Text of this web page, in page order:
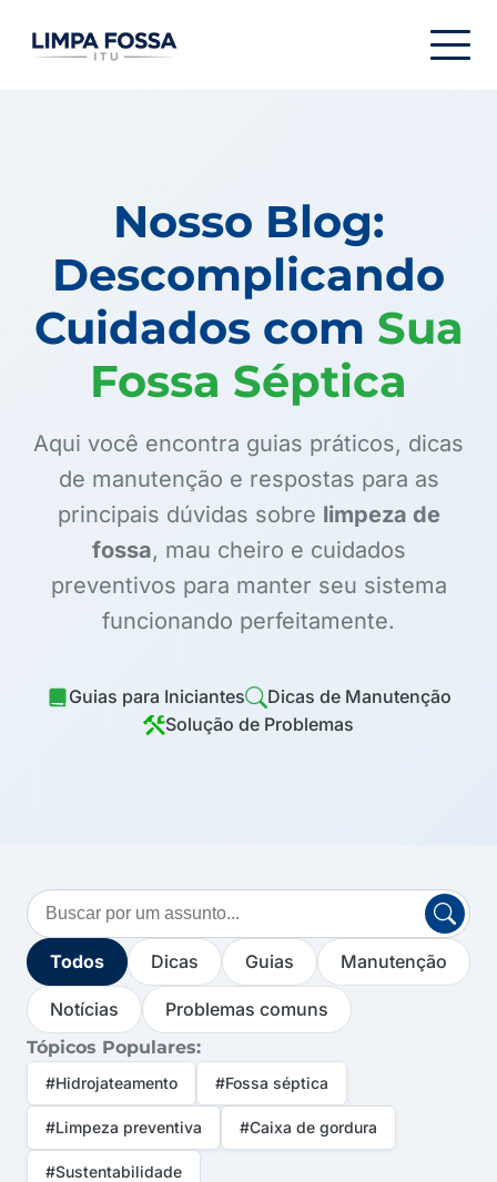
Nosso Blog:
Descomplicando
Cuidados com Sua
Fossa Séptica
Aqui você encontra guias práticos, dicas
de manutenção e respostas para as
principais dúvidas sobre limpeza de
fossa, mau cheiro e cuidados
preventivos para manter seu sistema
funcionando perfeitamente.
Guias para Iniciantes
Dicas de Manutenção
Solução de Problemas
Buscar
no
blogTodos Dicas Guias Manutenção
Notícias Problemas comuns
Tópicos Populares:
#Hidrojateamento #Fossa séptica
#Limpeza preventiva #Caixa de gordura
#Sustentabilidade